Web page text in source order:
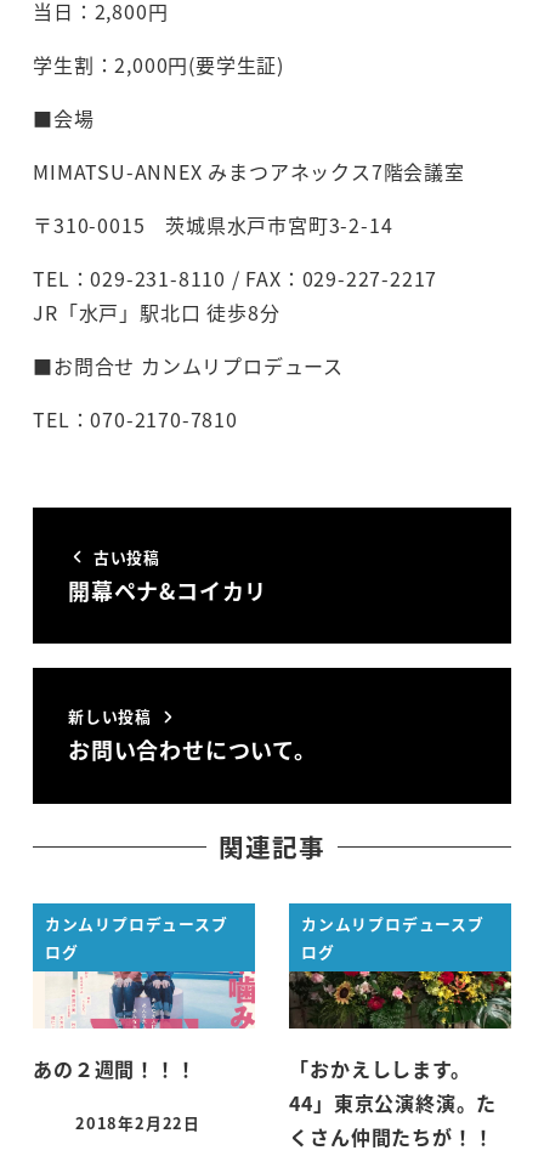
当日：2,800円
学生割：2,000円(要学生証)
■会場
MIMATSU-ANNEX みまつアネックス7階会議室
〒310-0015 茨城県水戸市宮町3-2-14
TEL：029-231-8110 / FAX：029-227-2217
JR「水戸」駅北口 徒歩8分
■お問合せ カンムリプロデュース
TEL：070-2170-7810
古い投稿
開幕ペナ&コイカリ
新しい投稿
お問い合わせについて。
関連記事
カンムリプロデュースブ
ログ
あの２週間！！！
投稿日
2018年2月22日
カンムリプロデュースブ
ログ
「おかえしします。
44」東京公演終演。た
くさん仲間たちが！！